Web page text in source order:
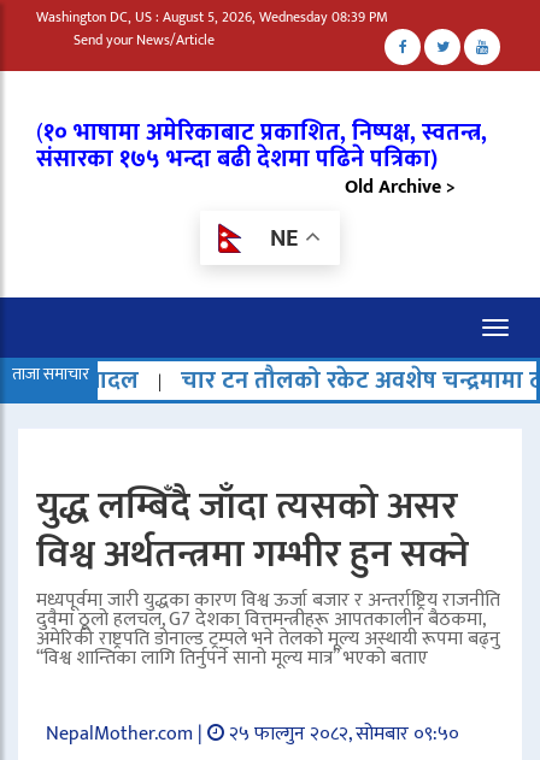
Washington DC, US : August 5, 2026, Wednesday 08:39 PM
Send your News/Article
(१० भाषामा अमेरिकाबाट प्रकाशित, निष्पक्ष, स्वतन्त्र,
संसारका १७५ भन्दा बढी देशमा पढिने पत्रिका)
Old Archive >
NE
ताजा समाचार
| चार टन तौलको रकेट अवशेष चन्द्रमामा ठोक्किएको
युद्ध लम्बिँदै जाँदा त्यसको असर
विश्व अर्थतन्त्रमा गम्भीर हुन सक्ने
मध्यपूर्वमा जारी युद्धका कारण विश्व ऊर्जा बजार र अन्तर्राष्ट्रिय राजनीति
दुवैमा ठूलो हलचल, G7 देशका वित्तमन्त्रीहरू आपतकालीन बैठकमा,
अमेरिकी राष्ट्रपति डोनाल्ड ट्रम्पले भने तेलको मूल्य अस्थायी रूपमा बढ्नु
“विश्व शान्तिका लागि तिर्नुपर्ने सानो मूल्य मात्र” भएको बताए
NepalMother.com | २५ फाल्गुन २०८२, सोमबार ०९:५०